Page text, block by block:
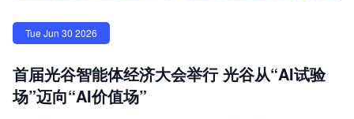
Tue Jun 30 2026
首届光谷智能体经济大会举行 光谷从“AI试验
场”迈向“AI价值场”